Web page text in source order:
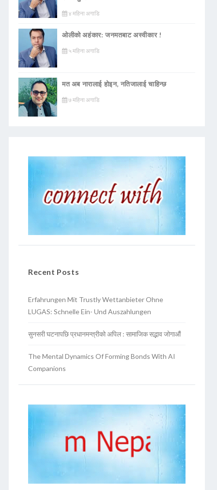
४ महिना अगाडि
ओलीको अहंकार: जनमतबाट अस्वीकार !
५ महिना अगाडि
मत अब नारालाई होइन, नतिजालाई चाहिन्छ
७ महिना अगाडि
Recent Posts
Erfahrungen Mit Trustly Wettanbieter Ohne
LUGAS: Schnelle Ein- Und Auszahlungen
सुनसरी घटनापछि प्रधानमन्त्रीको अपिल : सामाजिक सद्भाव जोगाऔं
The Mental Dynamics Of Forming Bonds With AI
Companions